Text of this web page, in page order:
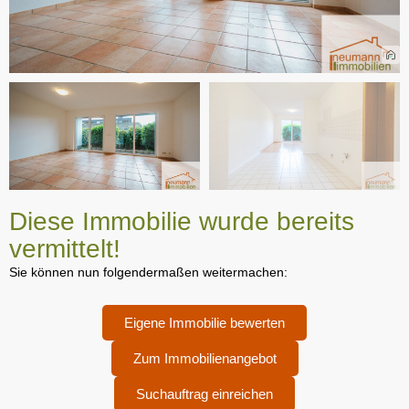
Diese Immobilie wurde bereits
vermittelt!
Sie können nun folgendermaßen weitermachen:
Eigene Immobilie bewerten
Zum Immobilienangebot
Suchauftrag einreichen